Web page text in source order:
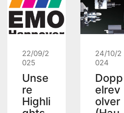
22/09/2
025
Unse
re
Highli
24/10/2
024
Dopp
elrev
olver